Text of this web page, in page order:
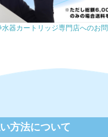
水器カートリッジ専門店へのお
方法について